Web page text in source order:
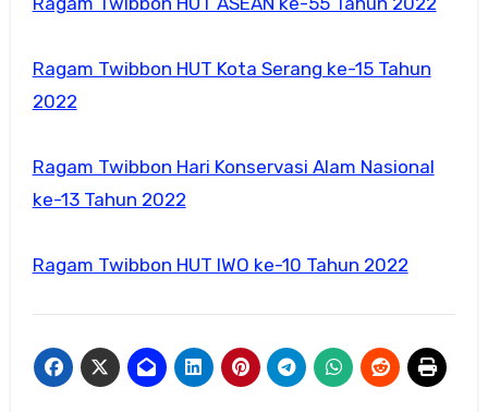
Ragam Twibbon HUT Kota Serang ke-15 Tahun
2022
Ragam Twibbon Hari Konservasi Alam Nasional
ke-13 Tahun 2022
Ragam Twibbon HUT IWO ke-10 Tahun 2022